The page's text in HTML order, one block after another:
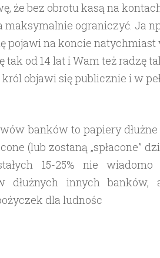
że bez obrotu kasą na
maksymalnie ograniczyć. Ja
pojawi na koncie natychmiast
od 14 lat i Wam też radzę
objawi się publicznie i w
banków to papiery
(lub zostaną „spłacone”
15-25% nie
dłużnych innych
dla ludnośc